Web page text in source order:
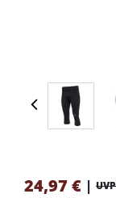
24,97 € |